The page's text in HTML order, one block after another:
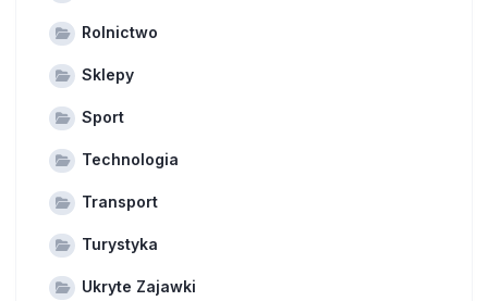
Rolnictwo
Sklepy
Sport
Technologia
Transport
Turystyka
Ukryte Zajawki